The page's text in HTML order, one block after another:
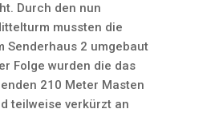
Durch den nun
mussten die
Senderhaus 2 umgebaut
Folge wurden die das
210 Meter Masten
teilweise verkürzt an